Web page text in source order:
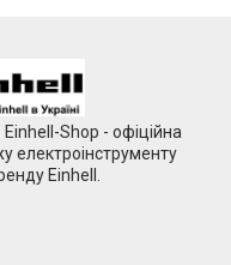
Shop - офіційна
електроінструменту
Einhell.